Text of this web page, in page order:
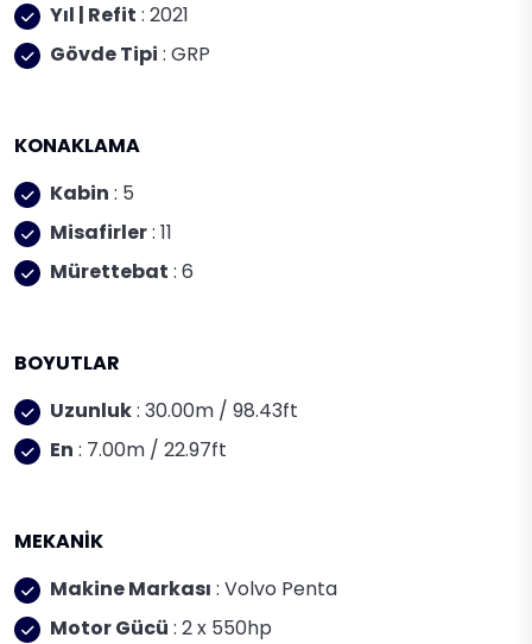
Yıl | Refit : 2021
Gövde Tipi : GRP
KONAKLAMA
Kabin : 5
Misafirler: 11
Mürettebat : 6
BOYUTLAR
Uzunluk: 30.00m / 98.43ft
En : 7.00m / 22.97ft
MEKANİK
Makine Markası : Volvo Penta
Motor Gücü : 2 x 550hp